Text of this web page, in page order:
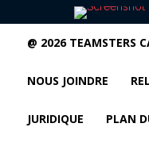
@ 2026 TEAMSTERS
NOUS JOINDRE
JURIDIQUE PLAN